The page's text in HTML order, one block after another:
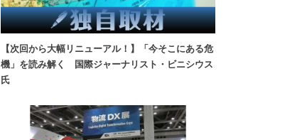
【次回から大幅リニューアル！】「今そこにある危
機」を読み解く 国際ジャーナリスト・ビニシウス
氏